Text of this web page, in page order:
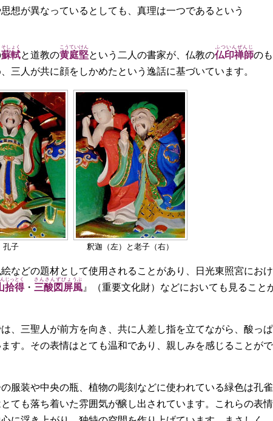
想が異なっているとしても、真理は一つであるという
蘇軾
そしょく
と道教の黄庭堅
こうていけん
という二人の書家が、仏教の仏印禅師
ふついんぜんじ
の
三人が共に顔をしかめたという逸話に基づいています。
孔子 釈迦（左）と老子（右）
などの題材として使用されることがあり、日光東照宮にお
拾得
じっとく
・ 三酸図屏風
さんさんずびょうぶ
』（重要文化財）などにおいても見ること
、三聖人が前方を向き、共に人差し指を立てながら、酸っ
す。その表情はとても温和であり、親しみを感じることがで
服装や中央の瓶、植物の彫刻などに使われている緑色は孔
ても落ち着いた雰囲気が醸し出されています。これらの表